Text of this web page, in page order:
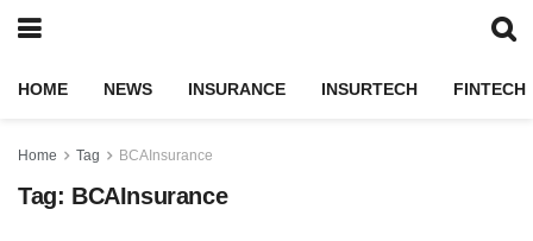
HOME NEWS INSURANCE INSURTECH FINTECH
Home Tag BCAInsurance
Tag: BCAInsurance